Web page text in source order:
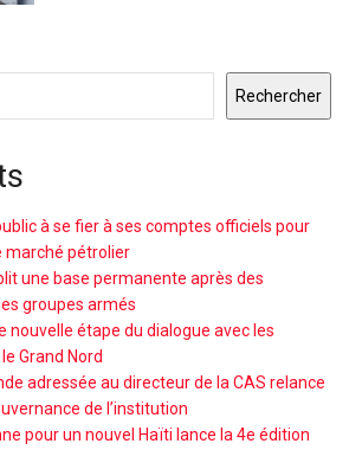
Rechercher
à se fier à ses comptes officiels pour
marché pétrolier
une base permanente après des
groupes armés
nouvelle étape du dialogue avec les
Grand Nord
adressée au directeur de la CAS relance
de l’institution
pour un nouvel Haïti lance la 4e édition